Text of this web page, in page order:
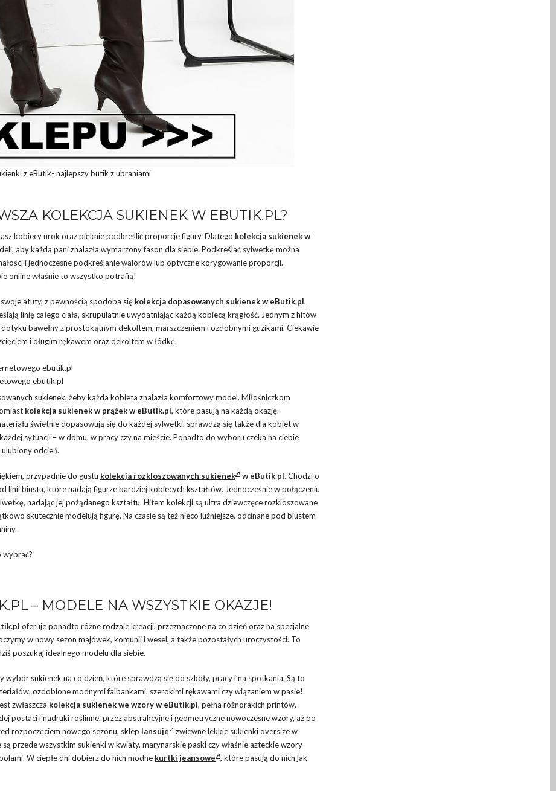
z eButik- najlepszy butik z ubraniami
KOLEKCJA SUKIENEK W EBUTIK.PL?
kobiecy urok oraz pięknie podkreślić proporcje figury. Dlatego kolekcja sukienek w
aby każda pani znalazła wymarzony fason dla siebie. Podkreślać sylwetkę można
i jednoczesne podkreślanie walorów lub optyczne korygowanie proporcji.
online właśnie to wszystko potrafią!
atuty, z pewnością spodoba się kolekcja dopasowanych sukienek w eButik.pl.
linię całego ciała, skrupulatnie uwydatniając każdą kobiecą krągłość. Jednym z hitów
bawełny z prostokątnym dekoltem, marszczeniem i ozdobnymi guzikami. Ciekawie
i długim rękawem oraz dekoltem w łódkę.
ebutik.pl
sukienek, żeby każda kobieta znalazła komfortowy model. Miłośniczkom
kolekcja sukienek w prążek w eButik.pl, które pasują na każdą okazję.
świetnie dopasowują się do każdej sylwetki, sprawdzą się także dla kobiet w
sytuacji – w domu, w pracy czy na mieście. Ponadto do wyboru czeka na ciebie
odcień.
przypadnie do gustu kolekcja rozkloszowanych sukienek w eButik.pl. Chodzi o
biustu, które nadają figurze bardziej kobiecych kształtów. Jednocześnie w połączeniu
nadając jej pożądanego kształtu. Hitem kolekcji są ultra dziewczęce rozkloszowane
skutecznie modelują figurę. Na czasie są też nieco luźniejsze, odcinane pod biustem
wybrać?
– MODELE NA WSZYSTKIE OKAZJE!
oferuje ponadto różne rodzaje kreacji, przeznaczone na co dzień oraz na specjalne
w nowy sezon majówek, komunii i wesel, a także pozostałych uroczystości. To
poszukaj idealnego modelu dla siebie.
sukienek na co dzień, które sprawdzą się do szkoły, pracy i na spotkania. Są to
ozdobione modnymi falbankami, szerokimi rękawami czy wiązaniem w pasie!
zwłaszcza kolekcja sukienek we wzory w eButik.pl, pełna różnorakich printów.
postaci i nadruki roślinne, przez abstrakcyjne i geometryczne nowoczesne wzory, aż po
rozpoczęciem nowego sezonu, sklep lansuje
zwiewne lekkie sukienki oversize w
przede wszystkim sukienki w kwiaty, marynarskie paski czy właśnie azteckie wzory
W ciepłe dni dobierz do nich modne kurtki jeansowe , które pasują do nich jak